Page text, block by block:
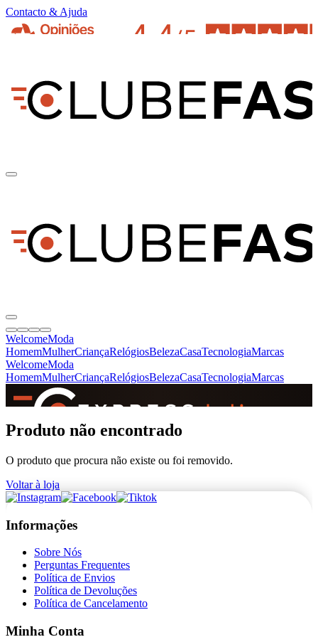
Contacto & Ajuda
WelcomeModa
HomemMulherCriançaRelógiosBelezaCasaTecnologiaMarcas
WelcomeModa
HomemMulherCriançaRelógiosBelezaCasaTecnologiaMarcas
+de 36.000 reviews
Produto não encontrado
O produto que procura não existe ou foi removido.
Voltar à loja
Informações
Sobre Nós
Perguntas Frequentes
Política de Envios
Política de Devoluções
Política de Cancelamento
Minha Conta